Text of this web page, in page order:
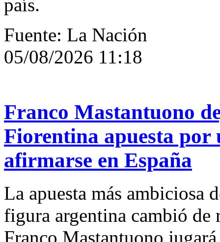
país.
Fuente: La Nación
05/08/2026 11:18
Franco Mastantuono
Fiorentina apuesta por
afirmarse en España
La apuesta más ambiciosa
figura argentina cambió de
Franco Mastantuono